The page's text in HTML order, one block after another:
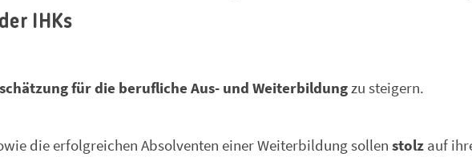
IHKs
für die berufliche Aus- und Weiterbildungzu steigern.
die erfolgreichen Absolventen einer Weiterbildung sollen stolz auf